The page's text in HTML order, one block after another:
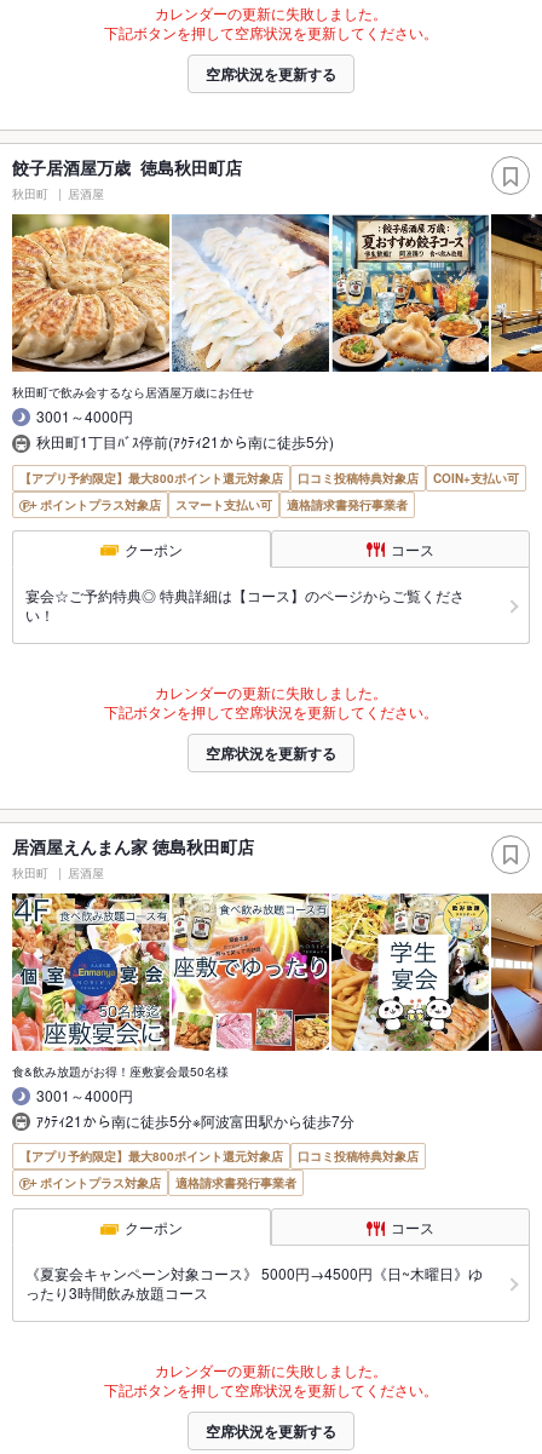
カレンダーの更新に失敗しました。
下記ボタンを押して空席状況を更新してください。
空席状況を更新する
餃子居酒屋万歳 徳島秋田町店
秋田町 居酒屋
秋田町で飲み会するなら居酒屋万歳にお任せ
3001～4000円
秋田町1丁目ﾊﾞｽ停前(ｱｸﾃｨ21から南に徒歩5分)
【アプリ予約限定】最大800ポイント還元対象店 口コミ投稿特典対象店
COIN+支払い可
ポイントプラス対象店
スマート支払い可 適格請求書発行事業者
クーポン コース
宴会☆ご予約特典◎ 特典詳細は【コース】のページからご覧くださ
い！
カレンダーの更新に失敗しました。
下記ボタンを押して空席状況を更新してください。
空席状況を更新する
居酒屋えんまん家 徳島秋田町店
秋田町 居酒屋
食&飲み放題がお得！座敷宴会最50名様
3001～4000円
ｱｸﾃｨ21から南に徒歩5分※阿波富田駅から徒歩7分
【アプリ予約限定】最大800ポイント還元対象店
口コミ投稿特典対象店
ポイントプラス対象店
適格請求書発行事業者
クーポン コース
《夏宴会キャンペーン対象コース》 5000円→4500円《日~木曜日》ゆ
ったり3時間飲み放題コース
カレンダーの更新に失敗しました。
下記ボタンを押して空席状況を更新してください。
空席状況を更新する